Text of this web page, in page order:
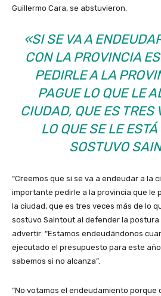
Guillermo Cara, se abstuvieron.
«SI SE VA A
CON LA PROVINCIA
PEDIRLE A LA
PAGUE LO QUE LE
CIUDAD, QUE ES TRES
LO QUE SE LE ESTÁ
SOSTUVO
“Creemos que si se va a endeudar a la
importante pedirle a la provincia que le
la ciudad, que es tres veces más de lo
sostuvo Saintout al defender la postura
advertir: “Estamos endeudándonos
ejecutado el presupuesto para este
sabemos si no alcanza”.
“No votamos el endeudamiento porque